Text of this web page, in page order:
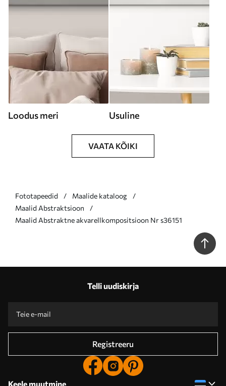
Loodus meri Usuline
VAATA KÕIKI
Fototapeedid
Maalide kataloog
Maalid Abstraktsioon
Maalid Abstraktne akvarellkompositsioon Nr s36151
Telli uudiskirja
Registreeru
Keele muutmine